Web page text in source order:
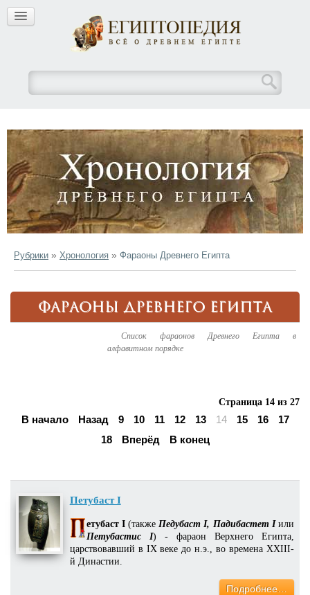
Рубрики » Хронология » Фараоны Древнего Египта
ФАРАОНЫ ДРЕВНЕГО ЕГИПТА
Список фараонов Древнего Египта в
алфавитном порядке
Страница 14 из 27
В начало Назад 9 10 11 12 13 14 15 16
17
18
Вперёд В конец
Петубаст I
етубаст I(такжеПедубаст I, Падибастет Iили
Петубастис I) - фараон Верхнего Египта,
царствовавший в IX веке до н.э., во времена XXIII-
й Династии.
Подробнее…